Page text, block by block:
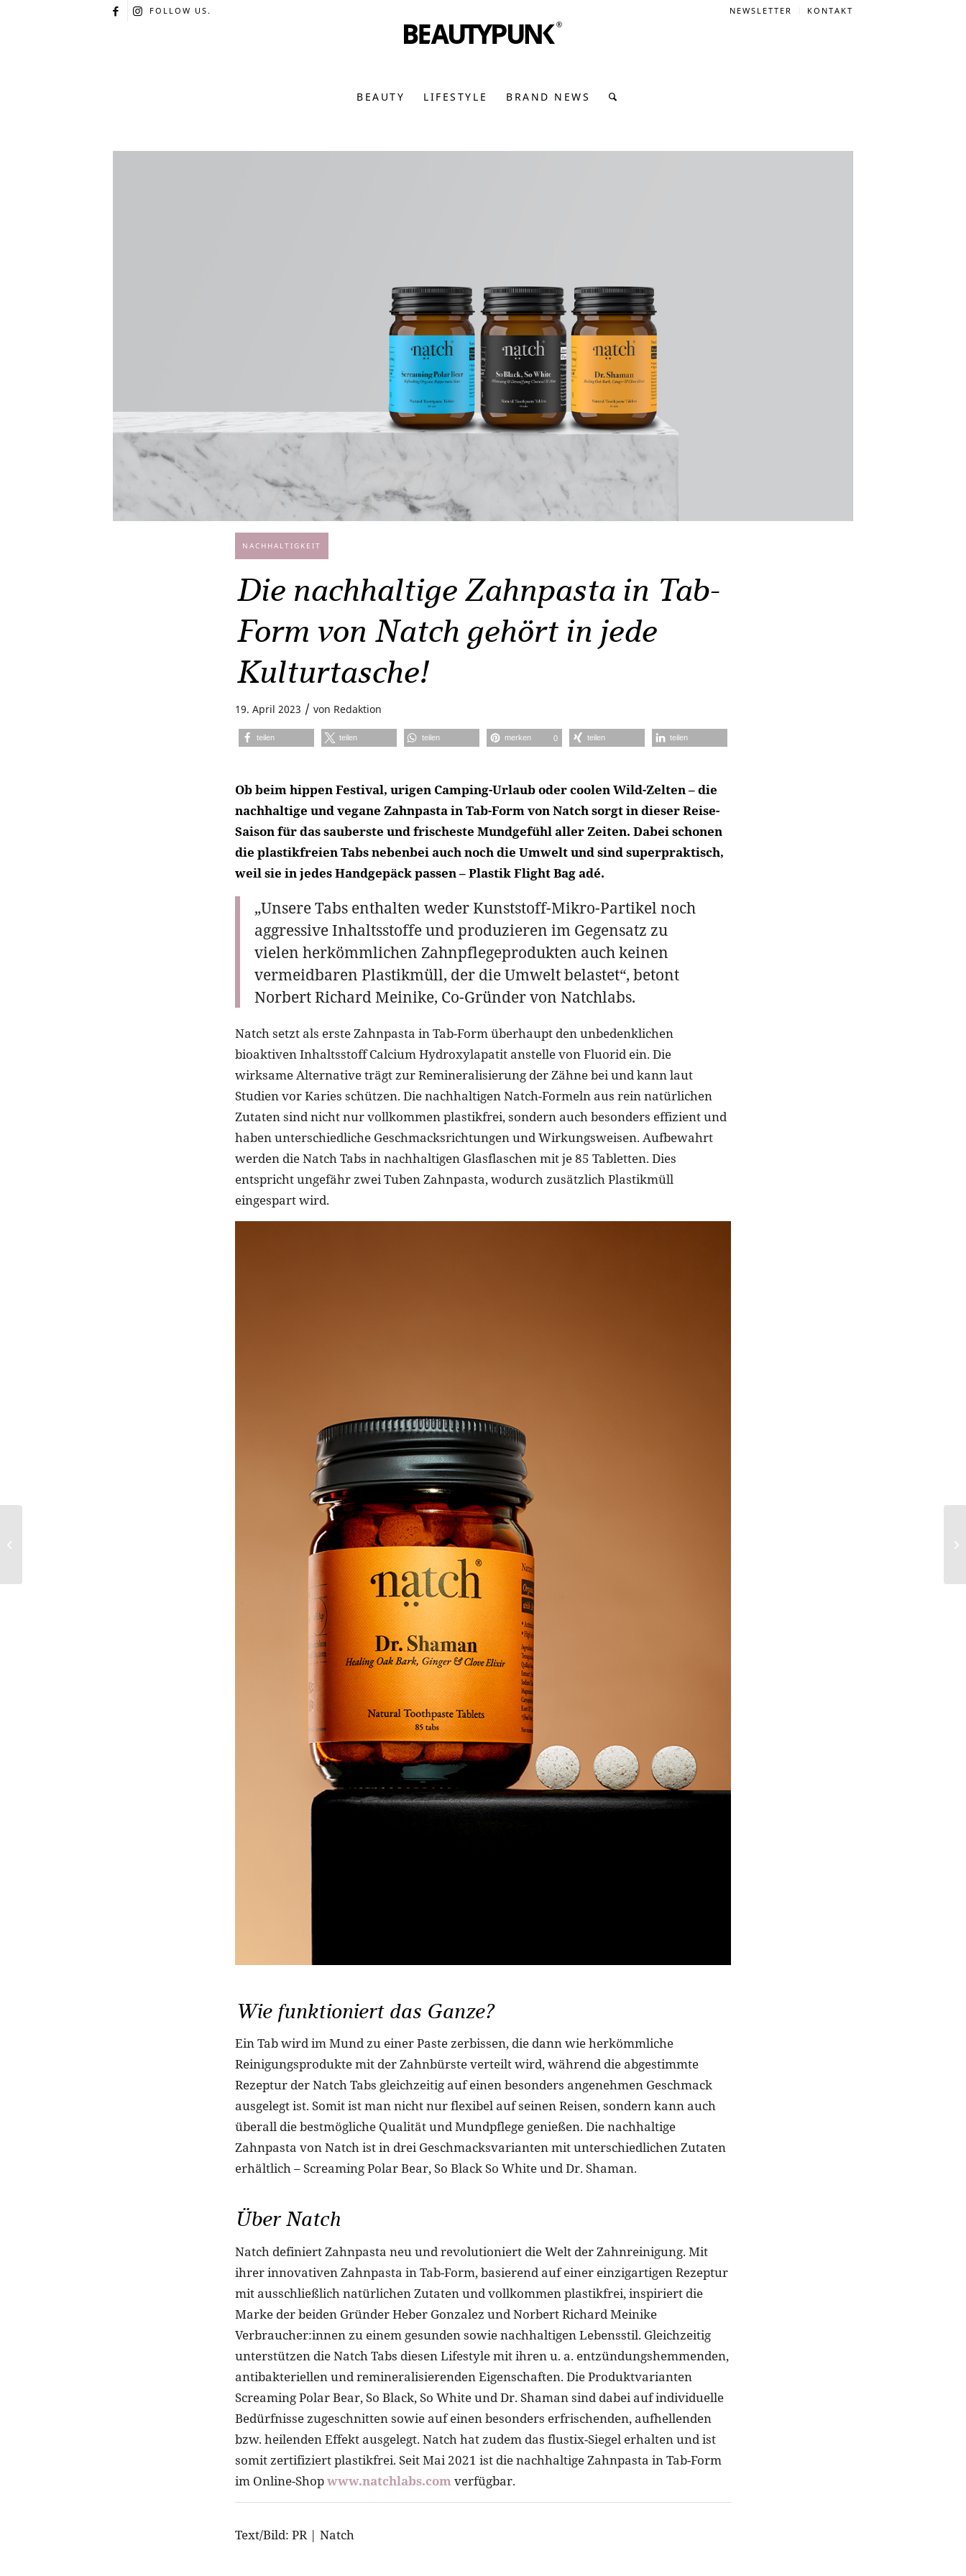
NEWSLETTER KONTAKT
FOLLOW US.
BEAUTY LIFESTYLE BRAND NEWS
NACHHALTIGKEIT
Die nachhaltige Zahnpasta in Tab-
Form von Natch gehört in jede
Kulturtasche!
19. April 2023 / von Redaktion
teilen teilen teilen merken 0 teilen teilen
Ob beim hippen Festival, urigen Camping-Urlaub oder coolen Wild-Zelten – die
nachhaltige und vegane Zahnpasta in Tab-Form von Natch sorgt in dieser Reise-
Saison für das sauberste und frischeste Mundgefühl aller Zeiten. Dabei schonen
die plastikfreien Tabs nebenbei auch noch die Umwelt und sind superpraktisch,
weil sie in jedes Handgepäck passen – Plastik Flight Bag adé.
„Unsere Tabs enthalten weder Kunststoff-Mikro-Partikel noch
aggressive Inhaltsstoffe und produzieren im Gegensatz zu
vielen herkömmlichen Zahnpflegeprodukten auch keinen
vermeidbaren Plastikmüll, der die Umwelt belastet“, betont
Norbert Richard Meinike, Co-Gründer von Natchlabs.
Natch setzt als erste Zahnpasta in Tab-Form überhaupt den unbedenklichen
bioaktiven Inhaltsstoff Calcium Hydroxylapatit anstelle von Fluorid ein. Die
wirksame Alternative trägt zur Remineralisierung der Zähne bei und kann laut
Studien vor Karies schützen. Die nachhaltigen Natch-Formeln aus rein natürlichen
Zutaten sind nicht nur vollkommen plastikfrei, sondern auch besonders effizient und
haben unterschiedliche Geschmacksrichtungen und Wirkungsweisen. Aufbewahrt
werden die Natch Tabs in nachhaltigen Glasflaschen mit je 85 Tabletten. Dies
entspricht ungefähr zwei Tuben Zahnpasta, wodurch zusätzlich Plastikmüll
eingespart wird.
Wie funktioniert das Ganze?
Ein Tab wird im Mund zu einer Paste zerbissen, die dann wie herkömmliche
Reinigungsprodukte mit der Zahnbürste verteilt wird, während die abgestimmte
Rezeptur der Natch Tabs gleichzeitig auf einen besonders angenehmen Geschmack
ausgelegt ist. Somit ist man nicht nur flexibel auf seinen Reisen, sondern kann auch
überall die bestmögliche Qualität und Mundpflege genießen. Die nachhaltige
Zahnpasta von Natch ist in drei Geschmacksvarianten mit unterschiedlichen Zutaten
erhältlich – Screaming Polar Bear, So Black So White und Dr. Shaman.
Über Natch
Natch definiert Zahnpasta neu und revolutioniert die Welt der Zahnreinigung. Mit
ihrer innovativen Zahnpasta in Tab-Form, basierend auf einer einzigartigen Rezeptur
mit ausschließlich natürlichen Zutaten und vollkommen plastikfrei, inspiriert die
Marke der beiden Gründer Heber Gonzalez und Norbert Richard Meinike
Verbraucher:innen zu einem gesunden sowie nachhaltigen Lebensstil. Gleichzeitig
unterstützen die Natch Tabs diesen Lifestyle mit ihren u. a. entzündungshemmenden,
antibakteriellen und remineralisierenden Eigenschaften. Die Produktvarianten
Screaming Polar Bear, So Black, So White und Dr. Shaman sind dabei auf individuelle
Bedürfnisse zugeschnitten sowie auf einen besonders erfrischenden, aufhellenden
bzw. heilenden Effekt ausgelegt. Natch hat zudem das flustix-Siegel erhalten und ist
somit zertifiziert plastikfrei. Seit Mai 2021 ist die nachhaltige Zahnpasta in Tab-Form
im Online-Shopwww.natchlabs.comverfügbar.
Text/Bild: PR | Natch